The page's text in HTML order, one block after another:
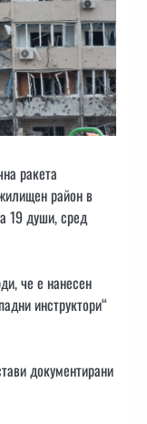
ракета
район в
19 души, сред
че е нанесен
инструктори“
документирани